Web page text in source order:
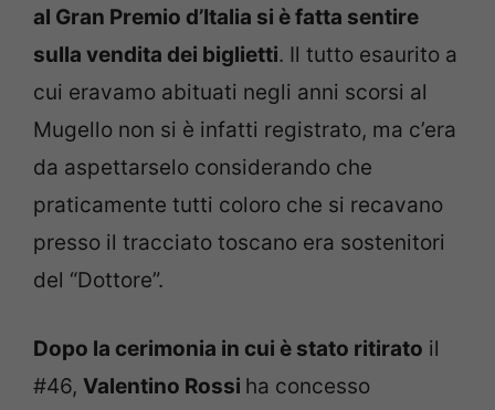
al Gran Premio d’Italia si è fatta sentire
sulla vendita dei biglietti. Il tutto esaurito a
cui eravamo abituati negli anni scorsi al
Mugello non si è infatti registrato, ma c’era
da aspettarselo considerando che
praticamente tutti coloro che si recavano
presso il tracciato toscano era sostenitori
del “Dottore”.
Dopo la cerimonia in cui è stato ritirato il
#46, Valentino Rossi ha concesso